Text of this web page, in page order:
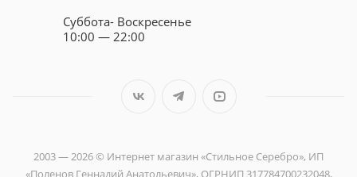
Суббота- Воскресенье
10:00 — 22:00
2003 — 2026 © Интернет магазин «Стильное Серебро», ИП
«Поленов Геннадий Анатольевич», ОГРНИП 317784700232048,